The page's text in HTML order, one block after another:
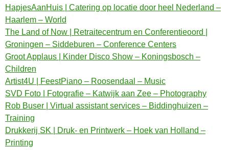
HapjesAanHuis | Catering op locatie door heel Nederland –
Haarlem – World
The Land of Now | Retraitecentrum en Conferentieoord |
Groningen – Siddeburen – Conference Centers
Groot Applaus | Kinder Disco Show – Koningsbosch –
Children
Artist4U | FeestPiano – Roosendaal – Music
SVD Foto | Fotografie – Katwijk aan Zee – Photography
Rob Buser | Virtual assistant services – Biddinghuizen –
Training
Drukkerij SK | Druk- en Printwerk – Hoek van Holland –
Printing